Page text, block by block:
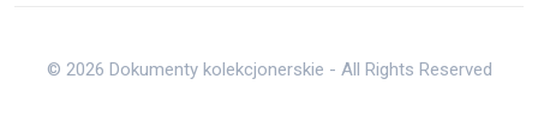
© 2026 Dokumenty kolekcjonerskie - All Rights Reserved